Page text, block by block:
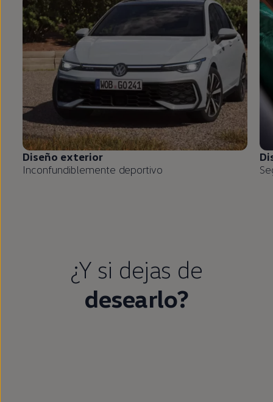
Diseño exterior
Inconfundiblemente deportivo
¿Y si dejas de
desearlo?